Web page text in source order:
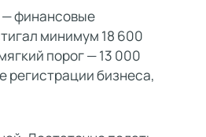
— финансовые
минимум 18 600
порог — 13 000
регистрации бизнеса,